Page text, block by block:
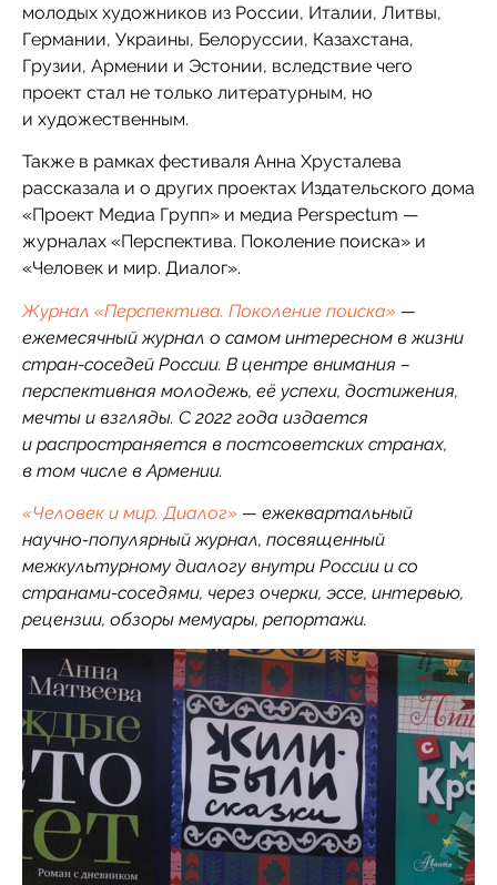
молодых художников из России, Италии, Литвы,
Германии, Украины, Белоруссии, Казахстана,
Грузии, Армении и Эстонии, вследствие чего
проект стал не только литературным, но
и художественным.
Также в рамках фестиваля Анна Хрусталева
рассказала и о других проектах Издательского дома
«Проект Медиа Групп» и медиа Perspectum —
журналах «Перспектива. Поколение поиска» и
«Человек и мир. Диалог».
Журнал «Перспектива. Поколение поиска» —
ежемесячный журнал о самом интересном в жизни
стран-соседей России. В центре внимания –
перспективная молодежь, её успехи, достижения,
мечты и взгляды. С 2022 года издается
и распространяется в постсоветских странах,
в том числе в Армении.
«Человек и мир. Диалог» — ежеквартальный
научно-популярный журнал, посвященный
межкультурному диалогу внутри России и со
странами-соседями, через очерки, эссе, интервью,
рецензии, обзоры мемуары, репортажи.